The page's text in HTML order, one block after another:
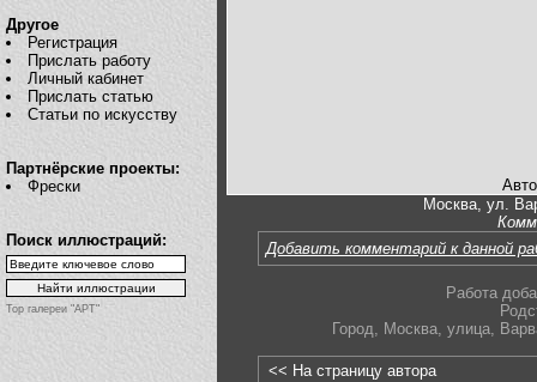
Другое
Регистрация
Прислать работу
Личный кабинет
Прислать статью
Статьи по искусству
Партнёрские проекты:
Фрески
Поиск иллюстраций:
Top галереи "АРТ"
Москва, ул.
Добавить комментарий к данной
Работа
Город, Москва, улица,
<< На страницу автора